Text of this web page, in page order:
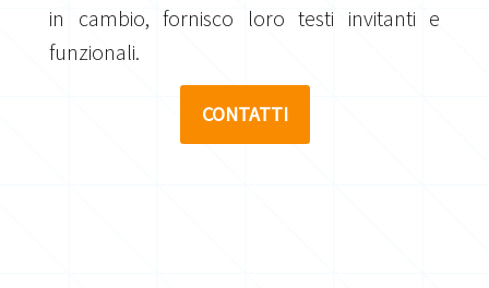
in cambio, fornisco loro testi invitanti e
funzionali.
CONTATTI